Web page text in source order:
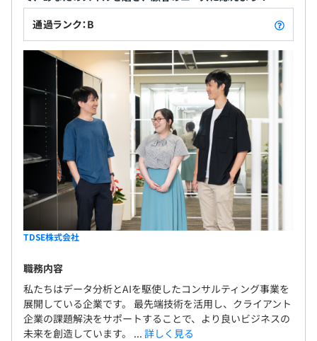
通過ランク：B
TDSE株式会社
職務内容
私たちはデータ分析とAIを駆使したコンサルティング事業を
展開している企業です。 最先端技術を活用し、クライアント
企業の課題解決をサポートすることで、より良いビジネスの
未来を創造しています。 ... 詳しく見る